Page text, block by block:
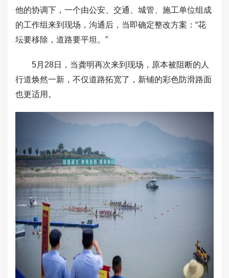
他的协调下，一个由公安、交通、城管、施工单位组成
的工作组来到现场，沟通后，当即确定整改方案：“花
坛要移除，道路要平坦。”
5月28日，当龚明再次来到现场，原本被阻断的人
行道焕然一新，不仅道路拓宽了，新铺的彩色防滑路面
也更适用。